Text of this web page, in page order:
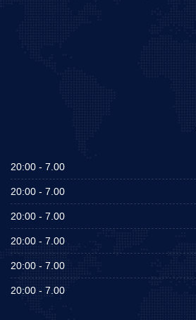
7.00 - 20:00
7.00 - 20:00
7.00 - 20:00
7.00 - 20:00
7.00 - 20:00
7.00 - 20:00